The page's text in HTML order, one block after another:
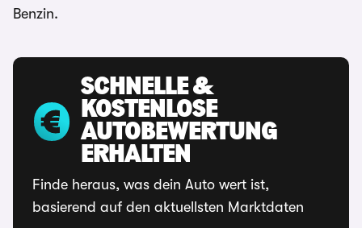
Benzin.
SCHNELLE &
KOSTENLOSE
AUTOBEWERTUNG
ERHALTEN
Finde heraus, was dein Auto wert ist,
basierend auf den aktuellsten Marktdaten